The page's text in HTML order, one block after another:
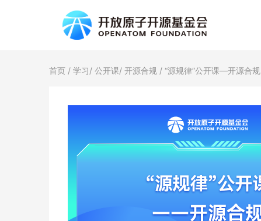
首页 / 学习/ 公开课/ 开源合规 / “源规律”公开课—开源合规